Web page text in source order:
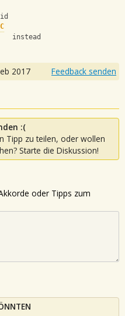
C
instead
2017 Feedback senden
:(
Tipp zu teilen, oder wollen
Starte die Diskussion!
oder Tipps zum